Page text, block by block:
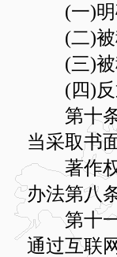
(一)明
(二)被
(三)被
(四)反
第十条
当采取书
著作权人
办法第八
第十一条
通过互联